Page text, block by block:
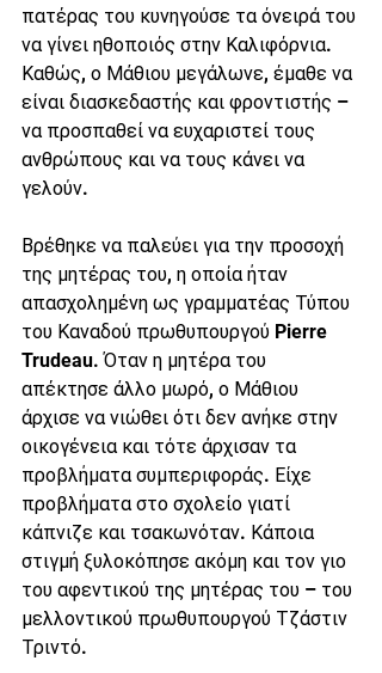
πατέρας του κυνηγούσε τα όνειρά του
να γίνει ηθοποιός στην Καλιφόρνια.
Καθώς, ο Μάθιου μεγάλωνε, έμαθε να
είναι διασκεδαστής και φροντιστής –
να προσπαθεί να ευχαριστεί τους
ανθρώπους και να τους κάνει να
γελούν.
Βρέθηκε να παλεύει για την προσοχή
της μητέρας του, η οποία ήταν
απασχολημένη ως γραμματέας Τύπου
του Καναδού πρωθυπουργού Pierre
Trudeau. Όταν η μητέρα του
απέκτησε άλλο μωρό, ο Μάθιου
άρχισε να νιώθει ότι δεν ανήκε στην
οικογένεια και τότε άρχισαν τα
προβλήματα συμπεριφοράς. Είχε
προβλήματα στο σχολείο γιατί
κάπνιζε και τσακωνόταν. Κάποια
στιγμή ξυλοκόπησε ακόμη και τον γιο
του αφεντικού της μητέρας του – του
μελλοντικού πρωθυπουργού Τζάστιν
Τριντό.